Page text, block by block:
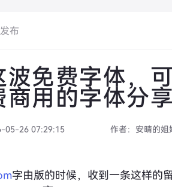
布
波免费字体，
商用的字体分
05-26 07:29:15 作者： 安晴的姐
字由版的时候，收到一条这样的